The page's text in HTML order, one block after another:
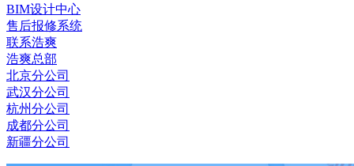
BIM设计中心
售后报修系统
联系浩爽
浩爽总部
北京分公司
武汉分公司
杭州分公司
成都分公司
新疆分公司